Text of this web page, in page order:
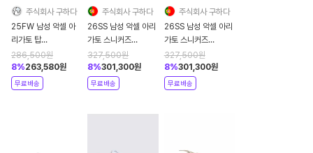
주식회사 구하다
25FW 남성 악셀 아
리가토 탑
15802671366430
GREY
286,500원
8%263,580원
무료배송
주식회사 구하다
26SS 남성 악셀 아리
가토 스니커즈
F2279003
GREYWHITE
327,500원
8%301,300원
무료배송
주식회사 구하다
26SS 남성 악셀 아리
가토 스니커즈
F3678001
WHITEOFFWHITE
327,500원
8%301,300원
무료배송